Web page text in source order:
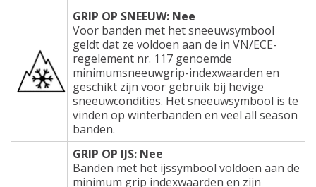
GRIP OP SNEEUW: Nee
Voor banden met het sneeuwsymbool
geldt dat ze voldoen aan de in VN/ECE-
regelement nr. 117 genoemde
minimumsneeuwgrip-indexwaarden en
geschikt zijn voor gebruik bij hevige
sneeuwcondities. Het sneeuwsymbool is te
vinden op winterbanden en veel all season
banden.
GRIP OP IJS: Nee
Banden met het ijssymbool voldoen aan de
minimum grip indexwaarden en zijn